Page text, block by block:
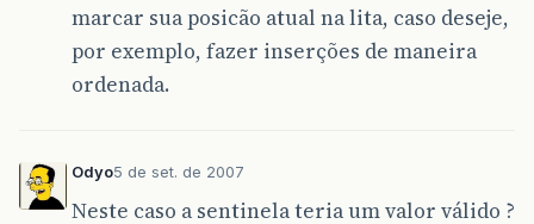
marcar sua posicão atual na lita, caso deseje,
por exemplo, fazer inserções de maneira
ordenada.
Odyo5 de set. de 2007
Neste caso a sentinela teria um valor válido ?